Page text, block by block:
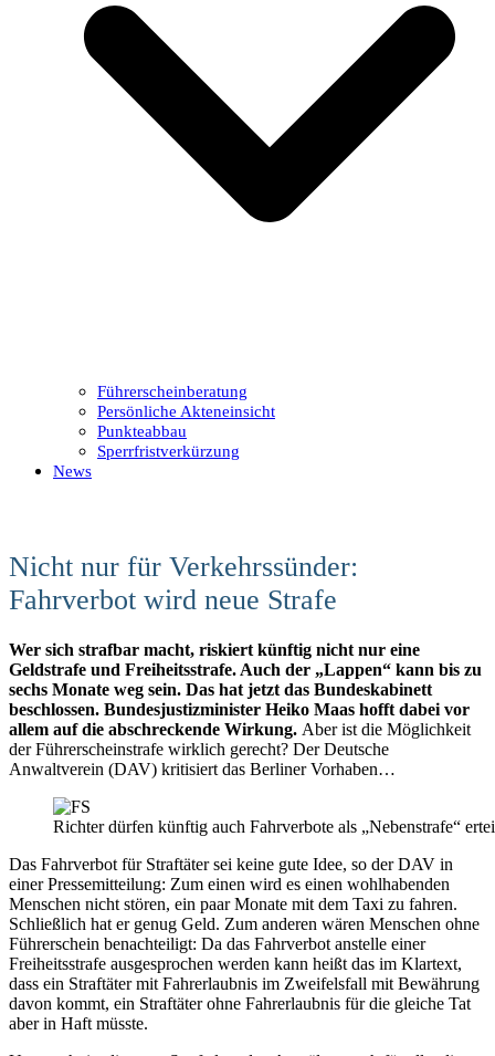
Führerscheinberatung
Persönliche Akteneinsicht
Punkteabbau
Sperrfristverkürzung
News
Nicht nur für Verkehrssünder:
Fahrverbot wird neue Strafe
Wer sich strafbar macht, riskiert künftig nicht nur eine
Geldstrafe und Freiheitsstrafe. Auch der „Lappen“ kann bis zu
sechs Monate weg sein. Das hat jetzt das Bundeskabinett
beschlossen. Bundesjustizminister Heiko Maas hofft dabei vor
allem auf die abschreckende Wirkung. Aber ist die Möglichkeit
der Führerscheinstrafe wirklich gerecht? Der Deutsche
Anwaltverein (DAV) kritisiert das Berliner Vorhaben…
Richter dürfen künftig auch Fahrverbote als „Nebenstrafe“
Das Fahrverbot für Straftäter sei keine gute Idee, so der DAV in
einer Pressemitteilung: Zum einen wird es einen wohlhabenden
Menschen nicht stören, ein paar Monate mit dem Taxi zu fahren.
Schließlich hat er genug Geld. Zum anderen wären Menschen ohne
Führerschein benachteiligt: Da das Fahrverbot anstelle einer
Freiheitsstrafe ausgesprochen werden kann heißt das im Klartext,
dass ein Straftäter mit Fahrerlaubnis im Zweifelsfall mit Bewährung
davon kommt, ein Straftäter ohne Fahrerlaubnis für die gleiche Tat
aber in Haft müsste.